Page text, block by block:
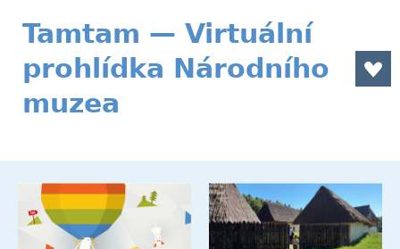
Tamtam — Virtuální
prohlídka Národního
muzea